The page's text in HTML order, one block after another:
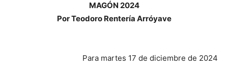
MAGÓN 2024
Por Teodoro Rentería Arróyave
Para martes 17 de diciembre de 2024